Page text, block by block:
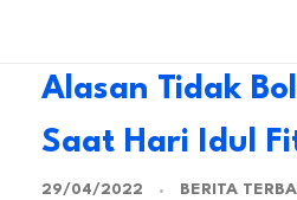
Alasan Tidak
Saat Hari Idul
29/04/2022 BERITA